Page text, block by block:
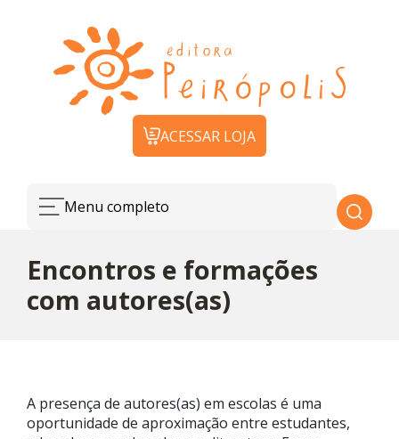
ACESSAR LOJA
Menu completo
Encontros e formações
com autores(as)
A presença de autores(as) em escolas é uma
oportunidade de aproximação entre estudantes,